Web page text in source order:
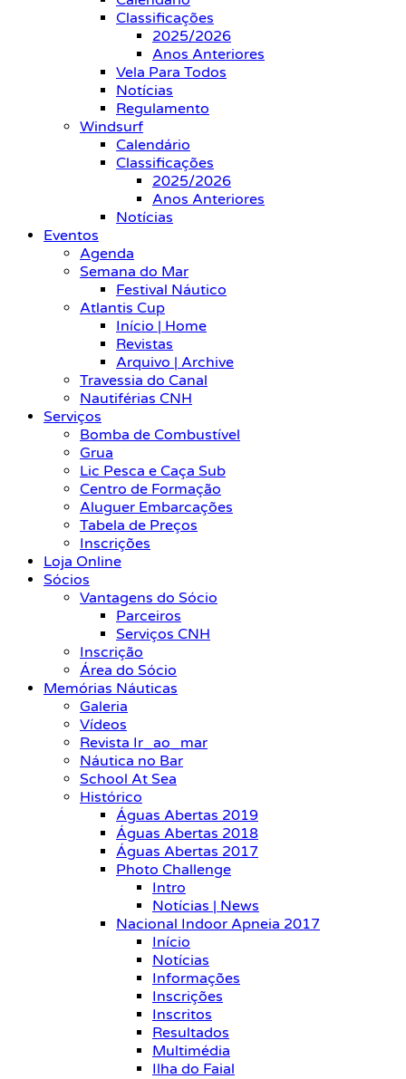
Classificações
2025/2026
Anos Anteriores
Vela Para Todos
Notícias
Regulamento
Windsurf
Calendário
Classificações
2025/2026
Anos Anteriores
Notícias
Eventos
Agenda
Semana do Mar
Festival Náutico
Atlantis Cup
Início | Home
Revistas
Arquivo | Archive
Travessia do Canal
Nautiférias CNH
Serviços
Bomba de Combustível
Grua
Lic Pesca e Caça Sub
Centro de Formação
Aluguer Embarcações
Tabela de Preços
Inscrições
Loja Online
Sócios
Vantagens do Sócio
Parceiros
Serviços CNH
Inscrição
Área do Sócio
Memórias Náuticas
Galeria
Vídeos
Revista Ir_ao_mar
Náutica no Bar
School At Sea
Histórico
Águas Abertas 2019
Águas Abertas 2018
Águas Abertas 2017
Photo Challenge
Intro
Notícias | News
Nacional Indoor Apneia 2017
Início
Notícias
Informações
Inscrições
Inscritos
Resultados
Multimédia
Ilha do Faial